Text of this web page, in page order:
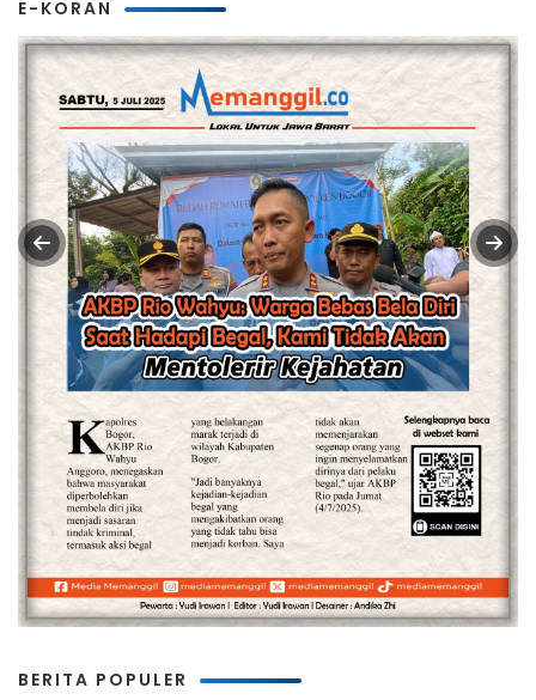
E-KORAN
BERITA POPULER